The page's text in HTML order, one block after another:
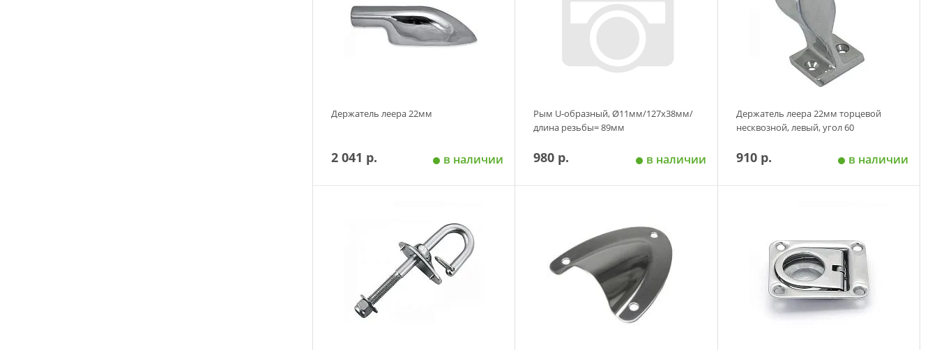
Держатель леера 22мм
2 041 р. в наличии
Рым U-образный, Ø11мм/127x38мм/
длина резьбы= 89мм
980 р. в наличии
Держатель леера 22мм торцевой
несквозной, левый, угол 60
910 р. в наличии